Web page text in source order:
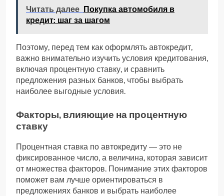
Читать далее Покупка автомобиля в
кредит: шаг за шагом
Поэтому, перед тем как оформлять автокредит,
важно внимательно изучить условия кредитования,
включая процентную ставку, и сравнить
предложения разных банков, чтобы выбрать
наиболее выгодные условия.
Факторы, влияющие на процентную
ставку
Процентная ставка по автокредиту ― это не
фиксированное число, а величина, которая зависит
от множества факторов. Понимание этих факторов
поможет вам лучше ориентироваться в
предложениях банков и выбрать наиболее